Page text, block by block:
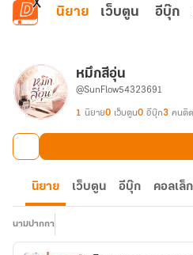
ข้ามไปยังเนื้อหาหลัก
นิยาย เว็บตูน อีบุ๊ก
หมึกสีอุ่น
@SunFlow54323691
1 นิยาย0 เว็บตูน0 อีบุ๊ก3 คนติ
นิยาย เว็บตูน อีบุ๊ก คอลเล็
นามปากกา